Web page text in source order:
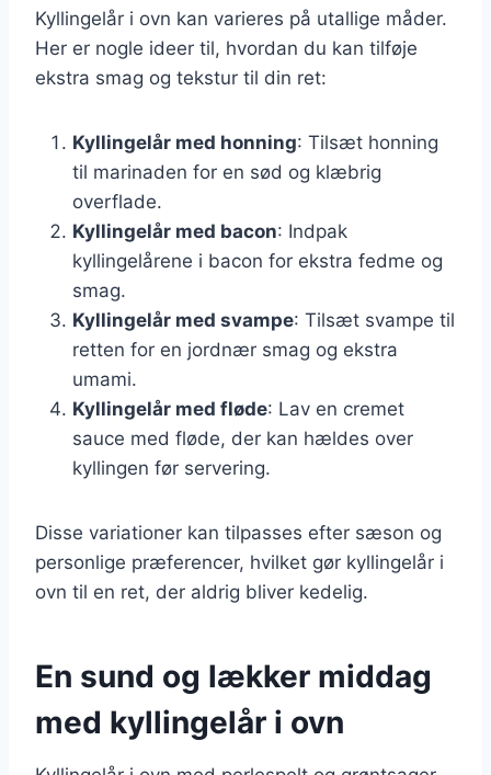
Kyllingelår i ovn kan varieres på utallige måder.
Her er nogle ideer til, hvordan du kan tilføje
ekstra smag og tekstur til din ret:
Kyllingelår med honning: Tilsæt honning
til marinaden for en sød og klæbrig
overflade.
Kyllingelår med bacon: Indpak
kyllingelårene i bacon for ekstra fedme og
smag.
Kyllingelår med svampe: Tilsæt svampe til
retten for en jordnær smag og ekstra
umami.
Kyllingelår med fløde: Lav en cremet
sauce med fløde, der kan hældes over
kyllingen før servering.
Disse variationer kan tilpasses efter sæson og
personlige præferencer, hvilket gør kyllingelår i
ovn til en ret, der aldrig bliver kedelig.
En sund og lækker middag
med kyllingelår i ovn